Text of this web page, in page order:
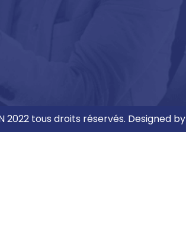
2022 tous droits réservés. Designed by